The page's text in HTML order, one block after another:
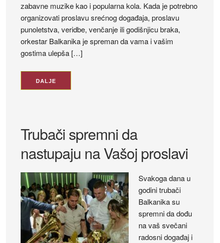
zabavne muzike kao i popularna kola. Kada je potrebno
organizovati proslavu srećnog događaja, proslavu
punoletstva, veridbe, venčanje ili godišnjicu braka,
orkestar Balkanika je spreman da vama i vašim
gostima ulepša […]
DALJE
Trubači spremni da
nastupaju na Vašoj proslavi
Svakoga dana u
godini trubači
Balkanika su
spremni da dođu
na vaš svečani
radosni događaj i